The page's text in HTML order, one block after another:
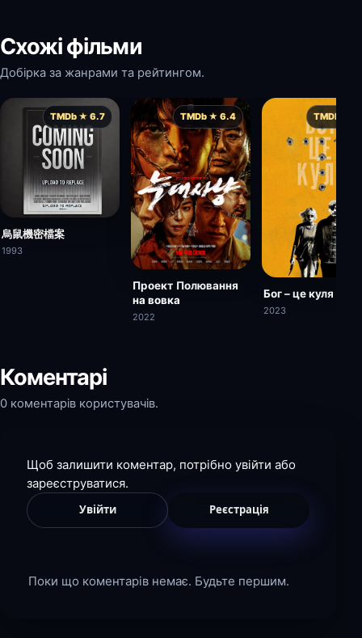
Схожі фільми
Добірка за жанрами та рейтингом.
TMDb ★ 6.7
烏鼠機密檔案
1993
TMDb ★ 6.4
Проект Полювання
на вовка
2022
TMDb ★
Бог – це куля
2023
Коментарі
0 коментарів користувачів.
Щоб залишити коментар, потрібно увійти або
зареєструватися.
Увійти Реєстрація
Поки що коментарів немає. Будьте першим.